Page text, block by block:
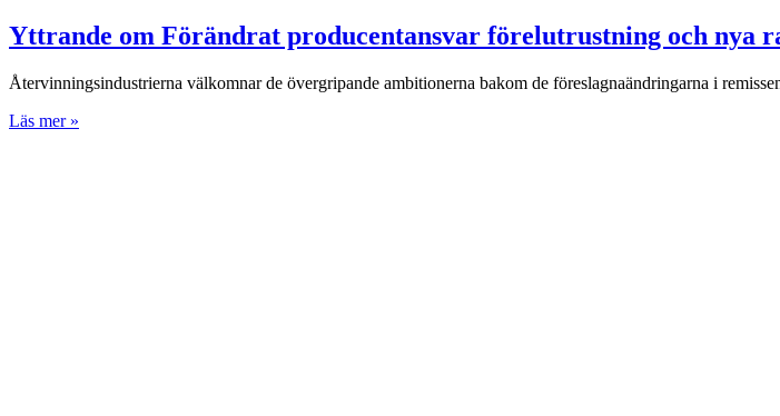
Yttrande om Förändrat producentansvar förelutrustning och nya
Återvinningsindustrierna välkomnar de övergripande ambitionerna bakom de föreslagnaändringarna i
Läs mer »